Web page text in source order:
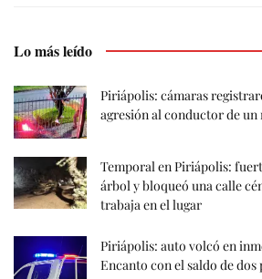
Lo más leído
Piriápolis: cámaras
agresión al conductor de
Temporal en Piriápolis:
árbol y bloqueó una calle
trabaja en el lugar
Piriápolis: auto volcó en
Encanto con el saldo de dos